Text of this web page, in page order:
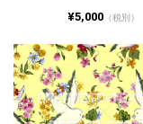
¥5,000 （税別）